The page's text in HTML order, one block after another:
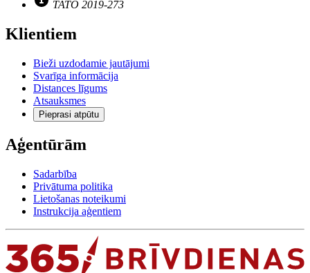
TATO 2019-273
Klientiem
Bieži uzdodamie jautājumi
Svarīga informācija
Distances līgums
Atsauksmes
Pieprasi atpūtu
Aģentūrām
Sadarbība
Privātuma politika
Lietošanas noteikumi
Instrukcija aģentiem